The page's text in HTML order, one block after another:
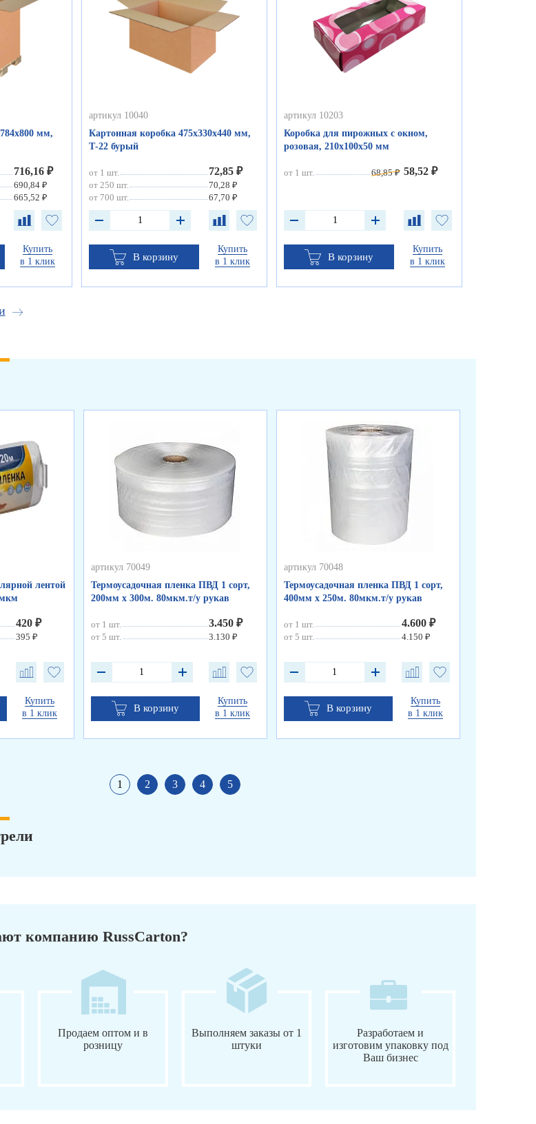
мм,
716,16 ₽
690,84 ₽
665,52 ₽
Купить
в 1 клик
артикул 10040
Картонная коробка 475х330х440 мм,
Т-22 бурый
от 1 шт. 72,85 ₽
от 250 шт.
70,28 ₽
от 700 шт.
67,70 ₽
В корзину
Купить
в 1 клик
артикул 10203
Коробка для пирожных с окном,
розовая, 210х100х50 мм
от 1 шт. 68,85 ₽ 58,52 ₽
В корзину
Купить
в 1 клик
лентой
420 ₽
395 ₽
Купить
в 1 клик
артикул 70049
Термоусадочная пленка ПВД 1 сорт,
200мм х 300м. 80мкм.т/у рукав
от 1 шт. 3.450 ₽
от 5 шт. 3.130 ₽
В корзину
Купить
в 1 клик
артикул 70048
Термоусадочная пленка ПВД 1 сорт,
400мм х 250м. 80мкм.т/у рукав
от 1 шт. 4.600 ₽
от 5 шт. 4.150 ₽
В корзину
Купить
в 1 клик
1 2 3 4 5
компанию RussCarton?
Продаем оптом и в
розницу
Выполняем заказы от 1
штуки
Разработаем и
изготовим упаковку под
Ваш бизнес